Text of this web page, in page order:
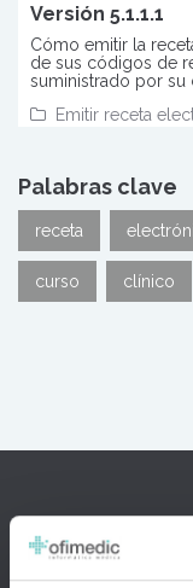
Versión 5.1.1.1
Cómo emitir la
de sus códigos de
suministrado por
Emitir receta
Palabras clave
receta
curso clínico
Ofimedic